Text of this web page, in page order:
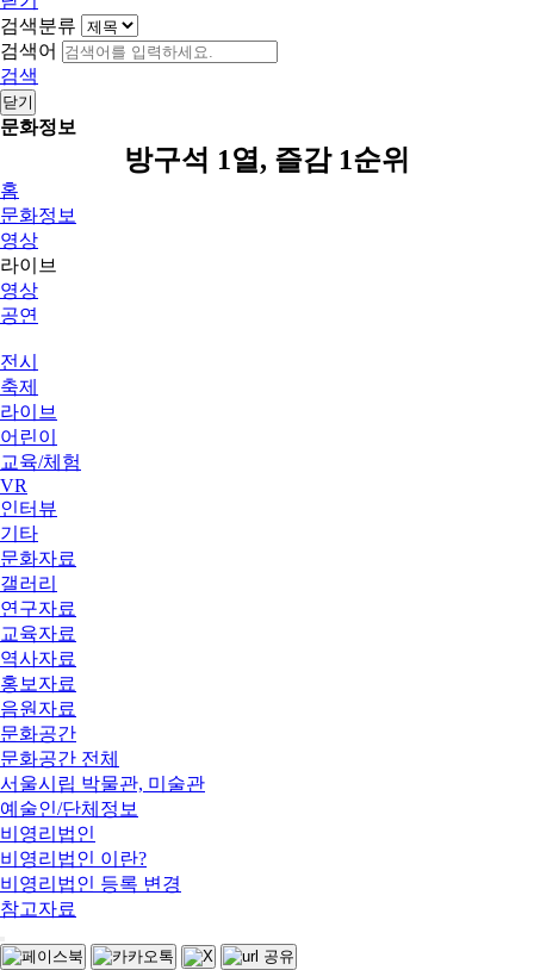
검색분류
검색어
검색
닫기
문화정보
방구석 1열, 즐감 1순위
홈
문화정보
영상
라이브
영상
공연
전시
축제
라이브
어린이
교육/체험
VR
인터뷰
기타
문화자료
갤러리
연구자료
교육자료
역사자료
홍보자료
음원자료
문화공간
문화공간 전체
서울시립 박물관, 미술관
예술인/단체정보
비영리법인
비영리법인 이란?
비영리법인 등록 변경
참고자료